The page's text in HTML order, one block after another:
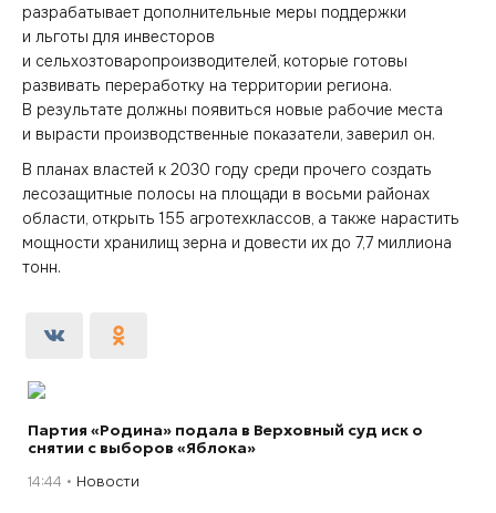
разрабатывает дополнительные меры поддержки
и льготы для инвесторов
и сельхозтоваропроизводителей, которые готовы
развивать переработку на территории региона.
В результате должны появиться новые рабочие места
и вырасти производственные показатели, заверил он.
В планах властей к 2030 году среди прочего создать
лесозащитные полосы на площади в восьми районах
области, открыть 155 агротехклассов, а также нарастить
мощности хранилищ зерна и довести их до 7,7 миллиона
тонн.
Партия «Родина» подала в Верховный суд иск о
снятии с выборов «Яблока»
14:44 Новости